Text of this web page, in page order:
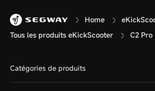
Home
Tous les produits eKickScooter
C2 Pro
Catégories de produits